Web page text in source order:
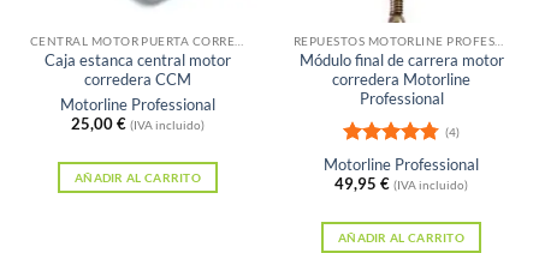
Caja estanca central motor
corredera CCM
Motorline Professional
25,00€ (IVA incluido)
AÑADIR AL CARRITO
Módulo final de carrera motor
corredera Motorline
Professional
Valorado
con4.75
de 5
(4)
Motorline Professional
49,95 € (IVA incluido)
AÑADIR AL CARRITO